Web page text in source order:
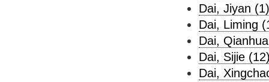
Dai, Jiyan (1)
Dai, Liming
Dai,
Dai, Sijie
Dai,